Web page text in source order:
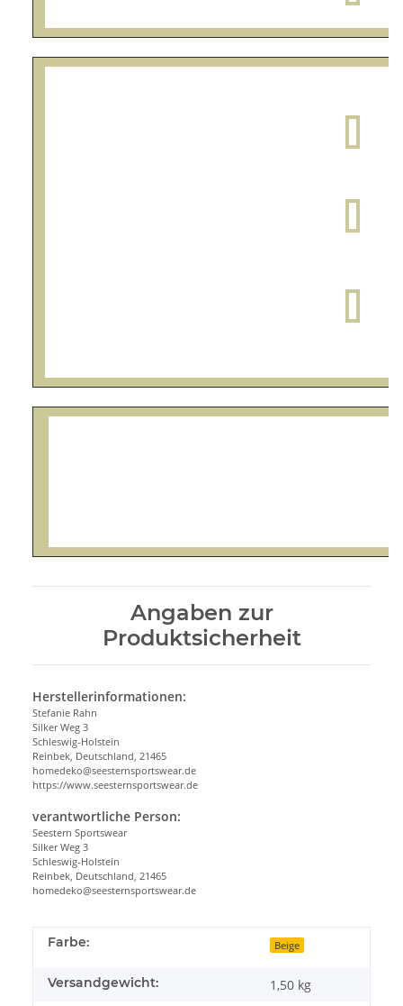
Angaben zur
Produktsicherheit
Herstellerinformationen:
Stefanie Rahn
Silker Weg 3
Schleswig-Holstein
Reinbek, Deutschland, 21465
homedeko@seesternsportswear.de
https://www.seesternsportswear.de
verantwortliche Person:
Seestern Sportswear
Silker Weg 3
Schleswig-Holstein
Reinbek, Deutschland, 21465
homedeko@seesternsportswear.de
Farbe: Beige
Versandgewicht: 1,50 kg